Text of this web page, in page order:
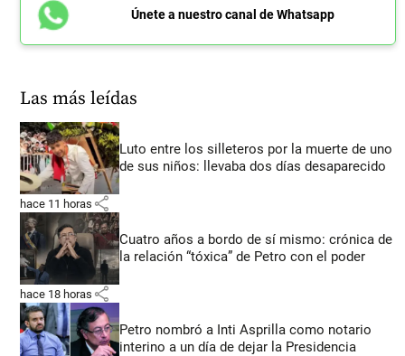
Únete a nuestro canal de Whatsapp
Las más leídas
Luto entre los silleteros por la muerte de uno
de sus niños: llevaba dos días desaparecido
hace 11 horas share
Cuatro años a bordo de sí mismo: crónica de
la relación “tóxica” de Petro con el poder
hace 18 horas share
Petro nombró a Inti Asprilla como notario
interino a un día de dejar la Presidencia